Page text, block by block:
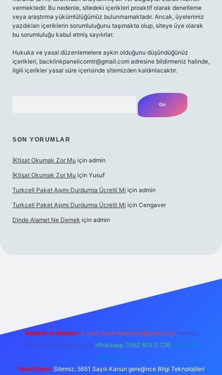
vermektedir. Bu nedenle, sitedeki içerikleri proaktif olarak denetleme
veya araştırma yükümlülüğümüz bulunmamaktadır. Ancak, üyelerimiz
yazdıkları içeriklerin sorumluluğunu taşımakta olup, siteye üye olarak
bu sorumluluğu kabul etmiş sayılırlar.
Hukuka ve yasal düzenlemelere aykırı olduğunu düşündüğünüz
içerikleri, backlinkpanelicomtr@gmail.com adresine bildirmeniz halinde,
ilgili içerikler yasal süre içerisinde sitemizden kaldırılacaktır.
SON YORUMLAR
İKtisat Okumak Zor Mu için admin
İKtisat Okumak Zor Mu için Yusuf
Turkcell Paket Aşımı Durdurma Ücretli Mi için admin
Turkcell Paket Aşımı Durdurma Ücretli Mi için Cengaver
Dinde Alamet Ne Demek için admin
Reklam ve İletişim: E-mail: backlinkpaneli@gmail.com Teams:
forumhizmeti@gmail.com Whatsapp: 0262 606 0 726 Telegram:
@karabul
Yasal Uyarı: Sitemiz, 5651 Sayılı Kanun gereğince Bilgi Teknolojileri